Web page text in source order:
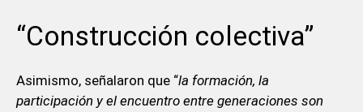
“Construcción colectiva”
Asimismo, señalaron que “la formación, la
participación y el encuentro entre generaciones son